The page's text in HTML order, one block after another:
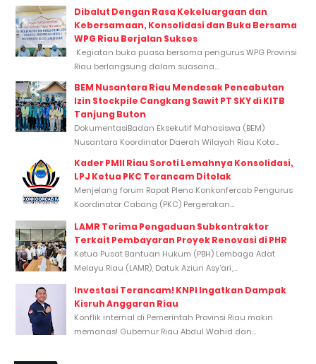
Dibalut Dengan Rasa Kekeluargaan dan
Kebersamaan, Konsolidasi dan Buka Bersama
WPG Riau Berjalan Sukses
Kegiatan buka puasa bersama pengurus WPG Provinsi
Riau berlangsung dalam suasana...
BEM Nusantara Riau Mendesak Pencabutan
Izin Stockpile Cangkang Sawit PT SKY di KITB
Tanjung Buton
DokumentasiBadan Eksekutif Mahasiswa (BEM)
Nusantara Koordinator Daerah Wilayah Riau Kota...
Kader PMII Riau Soroti Lemahnya Konsolidasi,
LPJ Ketua PKC Terancam Ditolak
Menjelang forum Rapat Pleno Konkonfercab Pengurus
Koordinator Cabang (PKC) Pergerakan...
LAMR Terima Pengaduan Subkontraktor
Terkait Pembayaran Proyek Renovasi di PHR
Ketua Pusat Bantuan Hukum (PBH) Lembaga Adat
Melayu Riau (LAMR), Datuk Aziun Asy’ari,...
Investasi Terancam! KNPI Ingatkan Dampak
Kisruh Anggaran Riau
Konflik internal di Pemerintah Provinsi Riau makin
memanas! Gubernur Riau Abdul Wahid dan...